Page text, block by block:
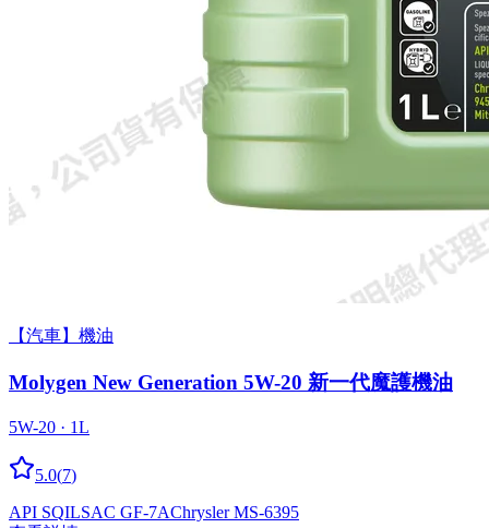
【汽車】機油
Molygen New Gener­a­tion 5W-20 新一代魔護機油
5W-20 · 1L
5.0(7)
API SQILSAC GF-7AChrysler MS-6395